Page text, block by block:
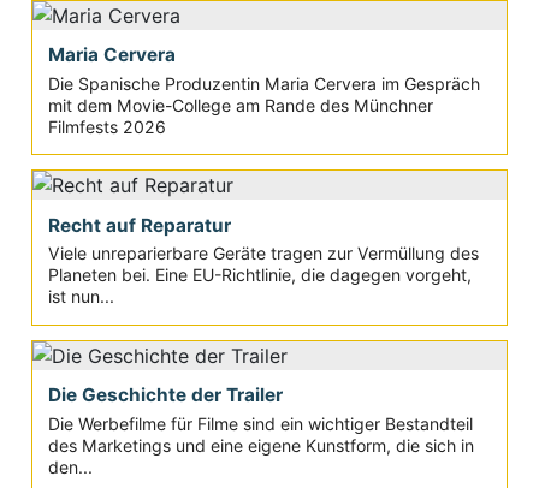
Maria Cervera
Die Spanische Produzentin Maria Cervera im Gespräch
mit dem Movie-College am Rande des Münchner
Filmfests 2026
Recht auf Reparatur
Viele unreparierbare Geräte tragen zur Vermüllung des
Planeten bei. Eine EU-Richtlinie, die dagegen vorgeht,
ist nun...
Die Geschichte der Trailer
Die Werbefilme für Filme sind ein wichtiger Bestandteil
des Marketings und eine eigene Kunstform, die sich in
den...